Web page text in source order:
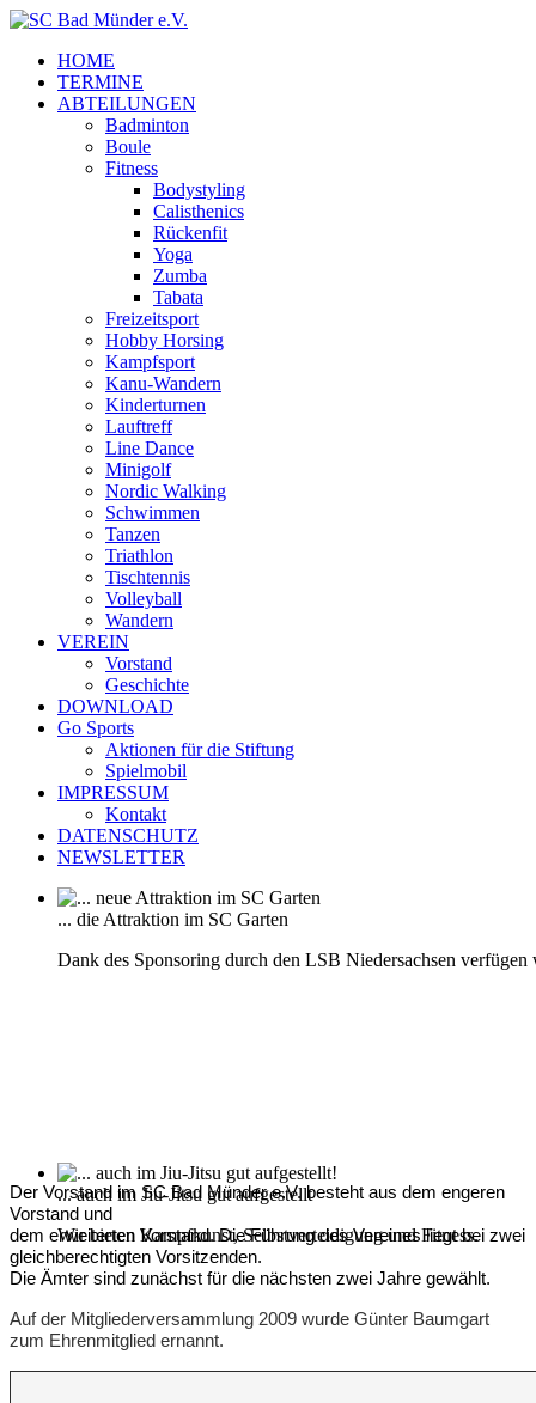
HOME
TERMINE
ABTEILUNGEN
Badminton
Boule
Fitness
Bodystyling
Calisthenics
Rückenfit
Yoga
Zumba
Tabata
Freizeitsport
Hobby Horsing
Kampfsport
Kanu-Wandern
Kinderturnen
Lauftreff
Line Dance
Minigolf
Nordic Walking
Schwimmen
Tanzen
Triathlon
Tischtennis
Volleyball
Wandern
VEREIN
Vorstand
Geschichte
DOWNLOAD
Go Sports
Aktionen für die Stiftung
Spielmobil
IMPRESSUM
Kontakt
DATENSCHUTZ
NEWSLETTER
... die Attraktion im SC Garten
Dank des Sponsoring durch den LSB Niedersachsen
... auch im Jiu-Jitsu gut aufgestellt
Wir bieten Kampfkunst, Selbstverteidigung und Fitness.
Der Vorstand im SC Bad Münder e.V. besteht aus dem engeren
Vorstand und
dem erweiterten Vorstand. Die Führung des Vereines liegt bei zwei
gleichberechtigten Vorsitzenden.
Die Ämter sind zunächst für die nächsten zwei Jahre gewählt.
Auf der Mitgliederversammlung 2009 wurde Günter Baumgart
zum Ehrenmitglied ernannt.